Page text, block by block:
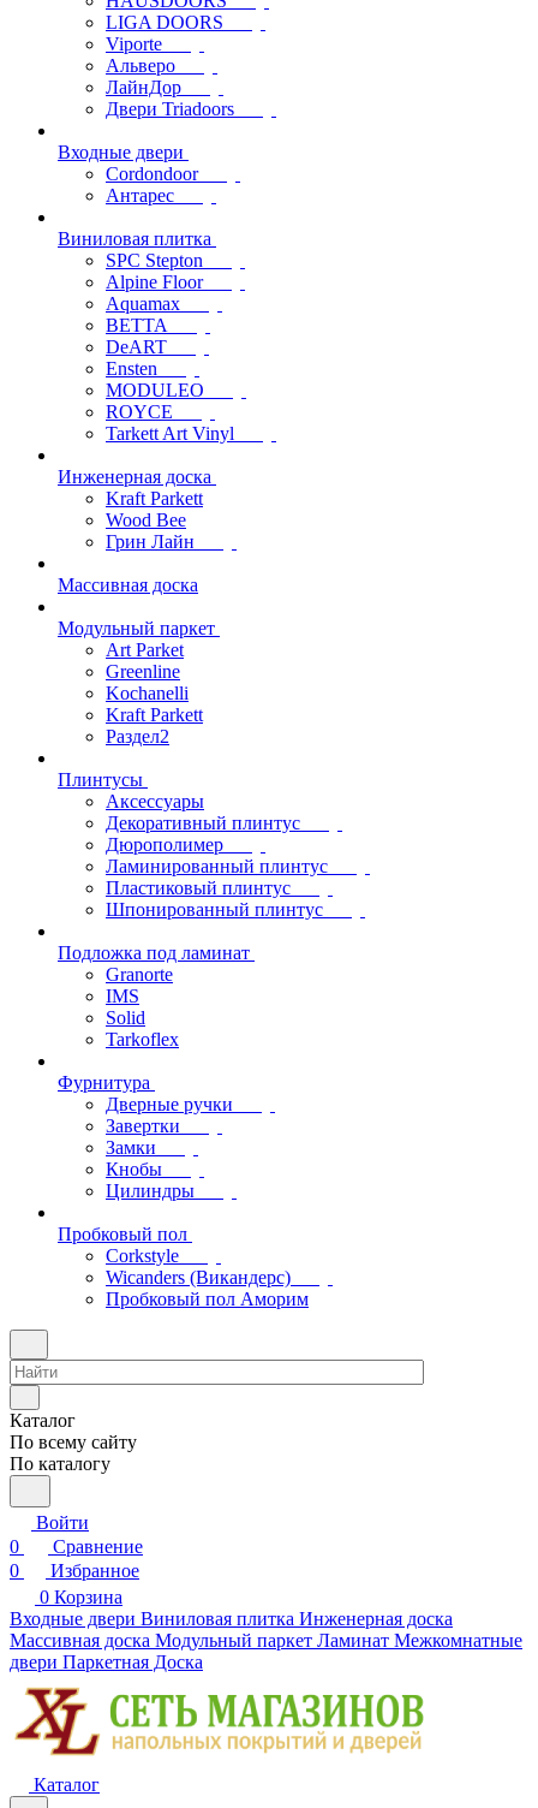
LIGA DOORS
Viporte
Альверо
ЛайнДор
Двери Triadoors
Входные двери
Cordondoor
Антарес
Виниловая плитка
SPC Stepton
Alpine Floor
Aquamax
BETTA
DeART
Ensten
MODULEO
ROYCE
Tarkett Art Vinyl
Инженерная доска
Kraft Parkett
Wood Bee
Грин Лайн
Массивная доска
Модульный паркет
Art Parket
Greenline
Kochanelli
Kraft Parkett
Раздел2
Плинтусы
Аксессуары
Декоративный плинтус
Дюрополимер
Ламинированный плинтус
Пластиковый плинтус
Шпонированный плинтус
Подложка под ламинат
Granorte
IMS
Solid
Tarkoflex
Фурнитура
Дверные ручки
Завертки
Замки
Кнобы
Цилиндры
Пробковый пол
Corkstyle
Wicanders (Викандерс)
Пробковый пол Аморим
Каталог
По всему сайту
По каталогу
Войти
0
Сравнение
0
Избранное
0 Корзина
Входные двери Виниловая плитка Инженерная доска
Массивная доска Модульный паркет Ламинат Межкомнатные
двери Паркетная Доска
Каталог